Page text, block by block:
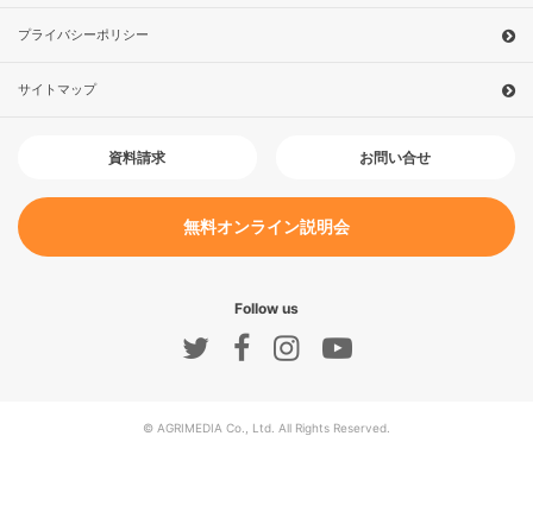
プライバシーポリシー
サイトマップ
資料請求 お問い合せ
無料オンライン説明会
Follow us
© AGRIMEDIA Co., Ltd. All Rights Reserved.